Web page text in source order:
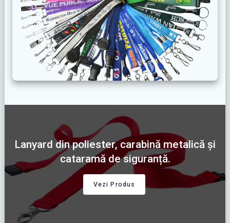
Lanyard din poliester, carabină metalică și
cataramă de siguranță.
Vezi Produs